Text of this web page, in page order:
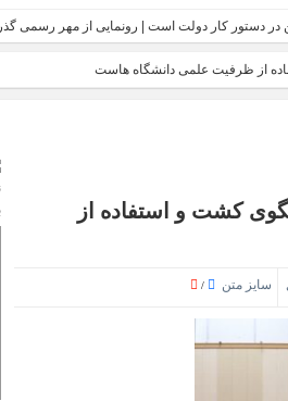
از ظرفیت علمی دانشگاه‌ هاست
کشت و استفاده از
سایز متن /